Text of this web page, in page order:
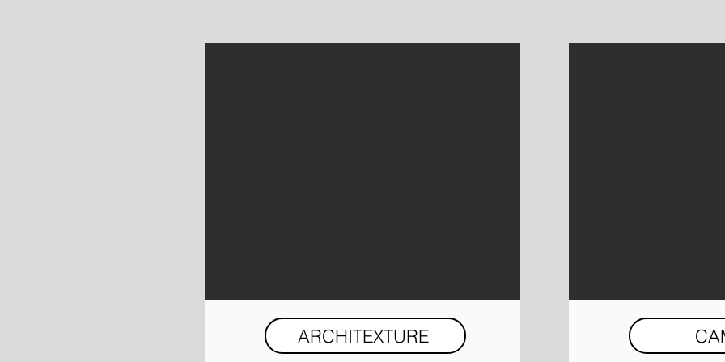
ARCHITEXTURE